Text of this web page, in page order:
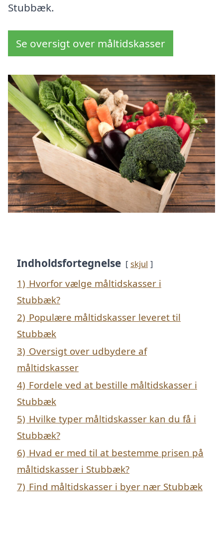
Stubbæk.
Se oversigt over måltidskasser
Indholdsfortegnelse skjul
1) Hvorfor vælge måltidskasser i
Stubbæk?
2) Populære måltidskasser leveret til
Stubbæk
3) Oversigt over udbydere af
måltidskasser
4) Fordele ved at bestille måltidskasser i
Stubbæk
5) Hvilke typer måltidskasser kan du få i
Stubbæk?
6) Hvad er med til at bestemme prisen på
måltidskasser i Stubbæk?
7) Find måltidskasser i byer nær Stubbæk